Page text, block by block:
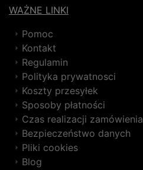
WAŻNE LINKI
Pomoc
Kontakt
Regulamin
Polityka prywatnosci
Koszty przesyłek
Sposoby płatności
Czas realizacji zamówienia
Bezpieczeństwo danych
Pliki cookies
Blog